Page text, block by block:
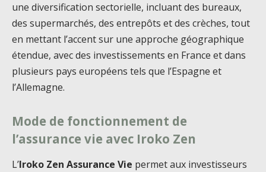
une diversification sectorielle, incluant des bureaux,
des supermarchés, des entrepôts et des crèches, tout
en mettant l’accent sur une approche géographique
étendue, avec des investissements en France et dans
plusieurs pays européens tels que l’Espagne et
l’Allemagne.
Mode de fonctionnement de
l’assurance vie avec Iroko Zen
L’Iroko Zen Assurance Vie permet aux investisseurs